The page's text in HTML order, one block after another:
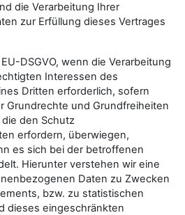
die Verarbeitung Ihrer
zur Erfüllung dieses Vertrages
DSGVO, wenn die Verarbeitung
Interessen des
Dritten erforderlich, sofern
Grundrechte und Grundfreiheiten
den Schutz
erfordern, überwiegen,
es sich bei der betroffenen
Hierunter verstehen wir eine
Daten zu Zwecken
bzw. zu statistischen
dieses eingeschränkten